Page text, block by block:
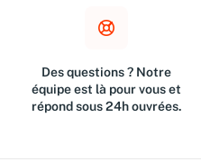
Des questions ? Notre
équipe est là pour vous et
répond sous 24h ouvrées.